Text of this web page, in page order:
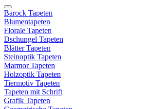
Barock Tapeten
Blumentapeten
Florale Tapeten
Dschungel Tapeten
Blätter Tapeten
Steinoptik Tapeten
Marmor Tapeten
Holzoptik Tapeten
Tiermotiv Tapeten
Tapeten mit Schrift
Grafik Tapeten